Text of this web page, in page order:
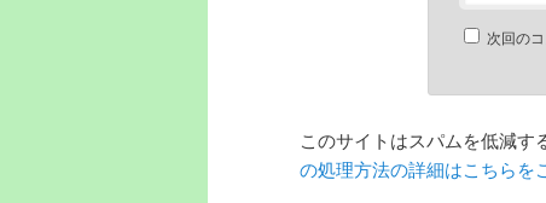
次回の
このサイトはスパムを低減す
の処理方法の詳細はこちらを